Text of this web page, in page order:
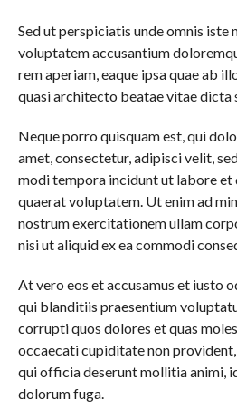
Sed ut perspiciatis unde omnis iste
voluptatem accusantium
rem aperiam, eaque ipsa quae ab
quasi architecto beatae vitae dicta
Neque porro quisquam est, qui
amet, consectetur, adipisci velit,
modi tempora incidunt ut labore et
quaerat voluptatem. Ut enim ad
nostrum exercitationem ullam
nisi ut aliquid ex ea commodi
At vero eos et accusamus et iusto
qui blanditiis praesentium
corrupti quos dolores et quas
occaecati cupiditate non
qui officia deserunt mollitia animi,
dolorum fuga.